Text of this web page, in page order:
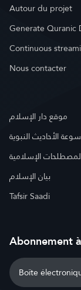
Autour du projet
Generate Quranic
Continuous
Nous contacter
موقع دار الإسلام
الأحاديث النبوية
الإسلامية
بيان الإسلام
Tafsir Saadi
Abonnement